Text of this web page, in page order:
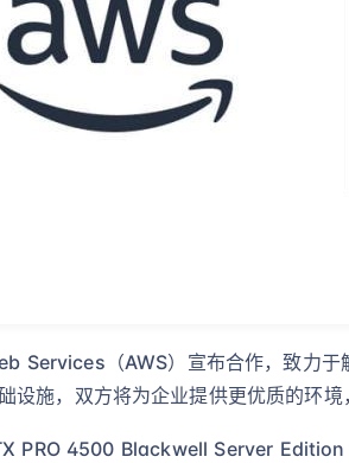
Services（AWS）宣布合作，致力
设施，双方将为企业提供更优质的环境
PRO 4500 Blackwell Server